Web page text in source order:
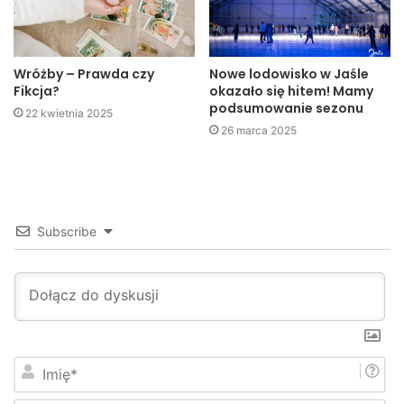
Podobny los spotkał Władysława Kuźmę. Oboje też stracili
swoich ojców, którzy zostali rozstrzelani przez NKWD.
Wróżby – Prawda czy
Fikcja?
22 kwietnia 2025
Nowe lodowisko w Jaśle
okazało się hitem! Mamy
podsumowanie sezonu
26 marca 2025
Subscribe
i